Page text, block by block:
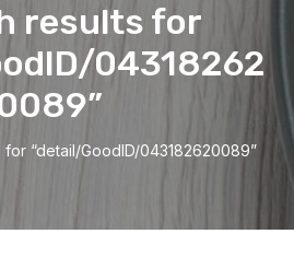
results for
04318262
for “detail/GoodID/043182620089”